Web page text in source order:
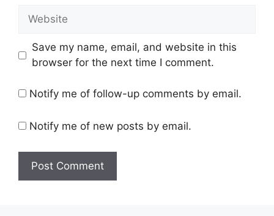
Website
Save my name, email, and website in this
browser for the next time I comment.
Notify me of follow-up comments by email.
Notify me of new posts by email.